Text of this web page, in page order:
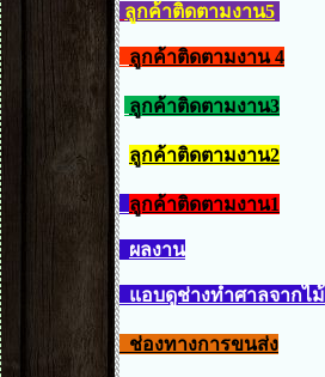
ลูกค้าติดตามงาน5
ลูกค้าติดตามงาน 4
ลูกค้าติดตามงาน3
ลูกค้าติดตามงาน2
ลูกค้าติดตามงาน1
ผลงาน
แอบดูช่างทำศาลจากไม้
ช่องทางการขนส่ง